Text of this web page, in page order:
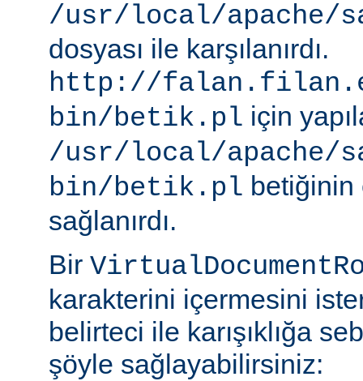
/usr/local/apache/
dosyası ile karşılanırdı.
http://
bin/betik.pl için
/usr/local/apache/
bin/betik.pl betiğinin
sağlanırdı.
Bir
karakterini içermesini
belirteci ile karışıklığa
şöyle sağlayabilirsiniz: